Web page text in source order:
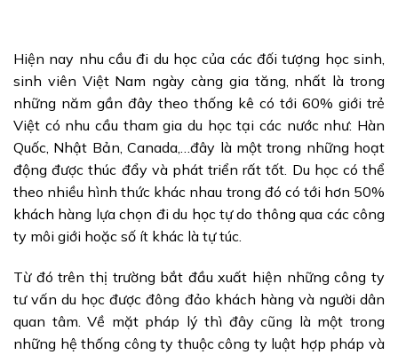
Hiện nay nhu cầu đi du học của các đối tượng học sinh,
sinh viên Việt Nam ngày càng gia tăng, nhất là trong
những năm gần đây theo thống kê có tới 60% giới trẻ
Việt có nhu cầu tham gia du học tại các nước như: Hàn
Quốc, Nhật Bản, Canada,…đây là một trong những hoạt
động được thúc đẩy và phát triển rất tốt. Du học có thể
theo nhiều hình thức khác nhau trong đó có tới hơn 50%
khách hàng lựa chọn đi du học tự do thông qua các công
ty môi giới hoặc số ít khác là tự túc.
Từ đó trên thị trường bắt đầu xuất hiện những công ty
tư vấn du học được đông đảo khách hàng và người dân
quan tâm. Về mặt pháp lý thì đây cũng là một trong
những hệ thống công ty thuộc công ty luật hợp pháp và